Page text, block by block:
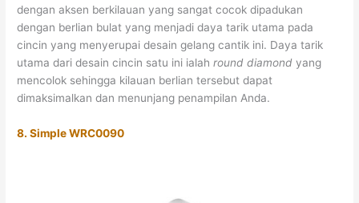
dengan aksen berkilauan yang sangat cocok dipadukan
dengan berlian bulat yang menjadi daya tarik utama pada
cincin yang menyerupai desain gelang cantik ini. Daya tarik
utama dari desain cincin satu ini ialahround diamond yang
mencolok sehingga kilauan berlian tersebut dapat
dimaksimalkan dan menunjang penampilan Anda.
8. Simple WRC0090